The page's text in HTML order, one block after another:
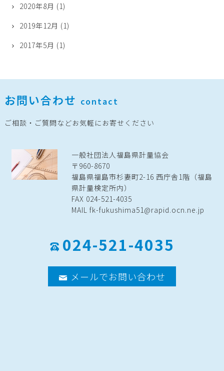
2020年8月 (1)
2019年12月 (1)
2017年5月 (1)
お問い合わせ contact
ご相談・ご質問などお気軽にお寄せください
一般社団法人福島県計量協会
〒960-8670
福島県福島市杉妻町2-16 西庁舎1階（福島
県計量検定所内）
FAX 024-521-4035
MAIL fk-fukushima51@rapid.ocn.ne.jp
024-521-4035
メールでお問い合わせ